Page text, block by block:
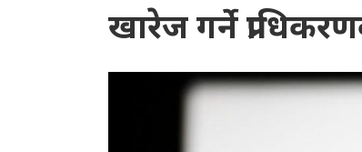
खारेज गर्ने